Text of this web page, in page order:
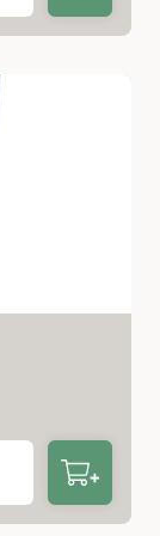
en dat
(kleverige)